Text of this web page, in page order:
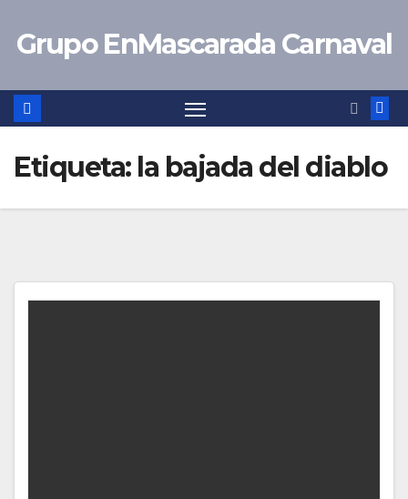
Grupo EnMascarada Carnaval
Etiqueta: la bajada del diablo